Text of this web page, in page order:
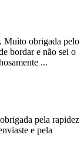
Muito obrigada pelo
bordar e não sei o
...
pela rapidez
e pela